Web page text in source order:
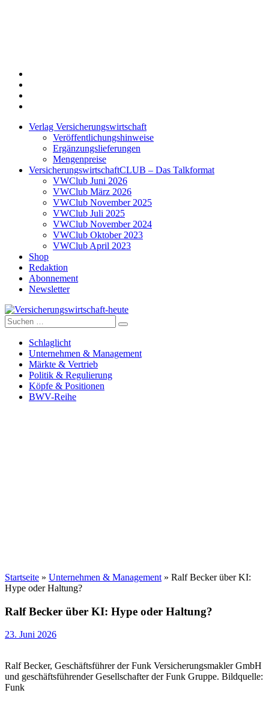
Verlag Versicherungswirtschaft
Veröffentlichungshinweise
Ergänzungslieferungen
Mengenpreise
VersicherungswirtschaftCLUB – Das Talkformat
VWClub Juni 2026
VWClub März 2026
VWClub November 2025
VWClub Juli 2025
VWClub November 2024
VWClub Oktober 2023
VWClub April 2023
Shop
Redaktion
Abonnement
Newsletter
Versicherungswirtschaft-heute
Suche
nach:
Schlaglicht
Unternehmen & Management
Märkte & Vertrieb
Politik & Regulierung
Köpfe & Positionen
BWV-Reihe
Startseite » Unternehmen & Management » Ralf Becker über KI:
Hype oder Haltung?
Ralf Becker über KI: Hype oder Haltung?
23. Juni 2026
Ralf Becker, Geschäftsführer der Funk Versicherungsmakler GmbH
und geschäftsführender Gesellschafter der Funk Gruppe. Bildquelle:
Funk